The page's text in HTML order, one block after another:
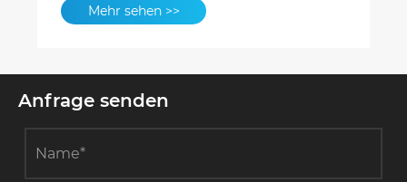
Bodenbelagslösungen
Mehr sehen >>
Anfrage senden